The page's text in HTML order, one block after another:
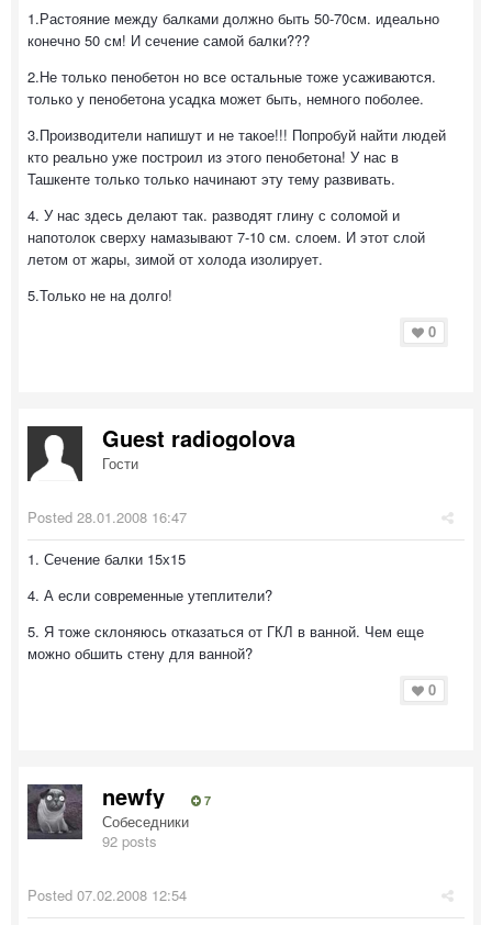
1.Растояние между балками должно быть 50-70см. идеально
конечно 50 см! И сечение самой балки???
2.Не только пенобетон но все остальные тоже усаживаются.
только у пенобетона усадка может быть, немного поболее.
3.Производители напишут и не такое!!! Попробуй найти людей
кто реально уже построил из этого пенобетона! У нас в
Ташкенте только только начинают эту тему развивать.
4. У нас здесь делают так. разводят глину с соломой и
напотолок сверху намазывают 7-10 см. слоем. И этот слой
летом от жары, зимой от холода изолирует.
5.Только не на долго!
0
Guest radiogolova
Гости
Posted 28.01.2008 16:47
1. Сечение балки 15х15
4. А если современные утеплители?
5. Я тоже склоняюсь отказаться от ГКЛ в ванной. Чем еще
можно обшить стену для ванной?
0
newfy 7
Собеседники
92 posts
Posted 07.02.2008 12:54